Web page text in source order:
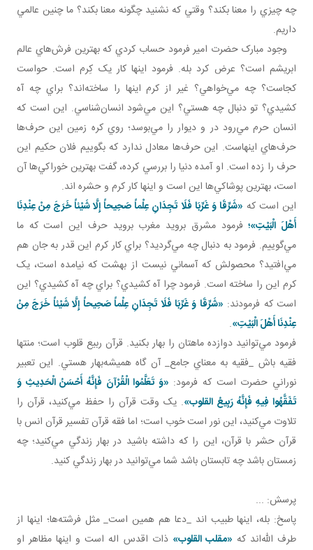
چه چيزي را معنا بکند؟ وقتي که نشنيد چگونه معنا بکند؟ ما چنين عالمي
داريم.
وجود مبارک حضرت امير فرمود حساب کردي که بهترين فرش‌هاي عالم
ابريشم است؟ عرض کرد بله. فرمود اينها کار يک کِرم است. حواست
کجاست؟ چه مي‌خواهي؟ غير از کرم اينها را ساخته‌اند؟ براي چه آه
کشيدي؟ تو دنبال چه هستي؟ اين مي‌شود انسان‌شناسي. اين است که
انسان حرم مي‌رود در و ديوار را مي‌بوسد؛ روي کره زمين اين حرف‌ها
حرف‌هاي اينهاست. اين حرف‌ها معادل ندارد که بگوييم فلان حکيم اين
حرف را زده است. او آمده دنيا را بررسي کرده، گفت بهترين خوراکي‌ها آن
است، بهترين پوشاکي‌ها اين است و اينها کار کرم و حشره اند.
اين است که «شَرِّقَا وَ غَرِّبَا فَلَا تَجِدَانِ عِلْماً صَحِيحاً إِلَّا شَيْئاً خَرَجَ‏ مِنْ‏ عِنْدِنَا
أَهْلَ الْبَيْتِ»؛فرمود مشرق برويد مغرب برويد حرف اين است که ما
مي‌گوييم. فرمود به دنبال چه مي‌گرديد؟ براي کار کرم اين قدر به جان هم
مي‌افتيد؟ محصولش که آسماني نيست از بهشت که نيامده است، يک
کرم اين را ساخته است. فرمود چرا آه کشيدي؟ براي چه آه کشيدي؟ اين
است که فرمودند: «شَرِّقَا وَ غَرِّبَا فَلَا تَجِدَانِ عِلْماً صَحِيحاً إِلَّا شَيْئاً خَرَجَ‏ مِنْ‏
عِنْدِنَا أَهْلَ الْبَيْتِ».
فرمود مي‌توانيد دوازده ماهتان را بهار بکنيد. قرآن ربيع قلوب است؛ منتها
فقيه باش _فقيه به معناي جامع_ آن گاه هميشه‌بهار هستي. اين تعبير
نوراني حضرت است که فرمود: «وَ تَعَلَّمُوا الْقُرْآنَ فَإِنَّهُ أَحْسَنُ الْحَدِيثِ وَ
تَفَقَّهُوا فِيهِ فَإِنَّهُ رَبِيعُ القلوب». يک وقت قرآن را حفظ مي‌کنيد، قرآن را
تلاوت مي‌کنيد، اين نور است خوب است؛ اما فقه قرآن تفسير قرآن انس با
قرآن حشر با قرآن، اين را که داشته باشيد در بهار زندگي مي‌کنيد؛ چه
زمستان باشد چه تابستان باشد شما مي‌توانيد در بهار زندگي کنيد.
پرسش: ...
پاسخ: بله، اينها طبيب اند _دعا هم همين است_ مثل فرشته‌ها؛ اينها از
طرف الله‌اند که «مقلب القلوب» ذات اقدس اله است و اينها مظاهر او